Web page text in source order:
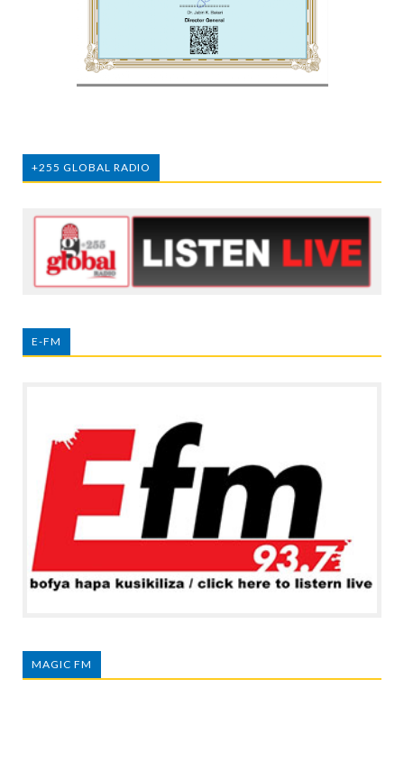
+255 GLOBAL RADIO
E-FM
MAGIC FM